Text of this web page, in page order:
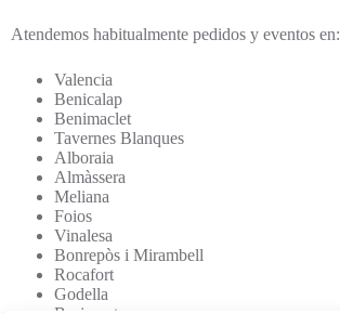
Atendemos habitualmente pedidos y eventos en:
Valencia
Benicalap
Benimaclet
Tavernes Blanques
Alboraia
Almàssera
Meliana
Foios
Vinalesa
Bonrepòs i Mirambell
Rocafort
Godella